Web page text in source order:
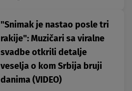
"Snimak je nastao posle tri
rakije": Muzičari sa viralne
svadbe otkrili detalje
veselja o kom Srbija bruji
danima (VIDEO)